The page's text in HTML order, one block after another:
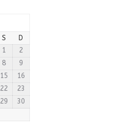
S
D
1
2
8
9
15
16
22
23
29
30